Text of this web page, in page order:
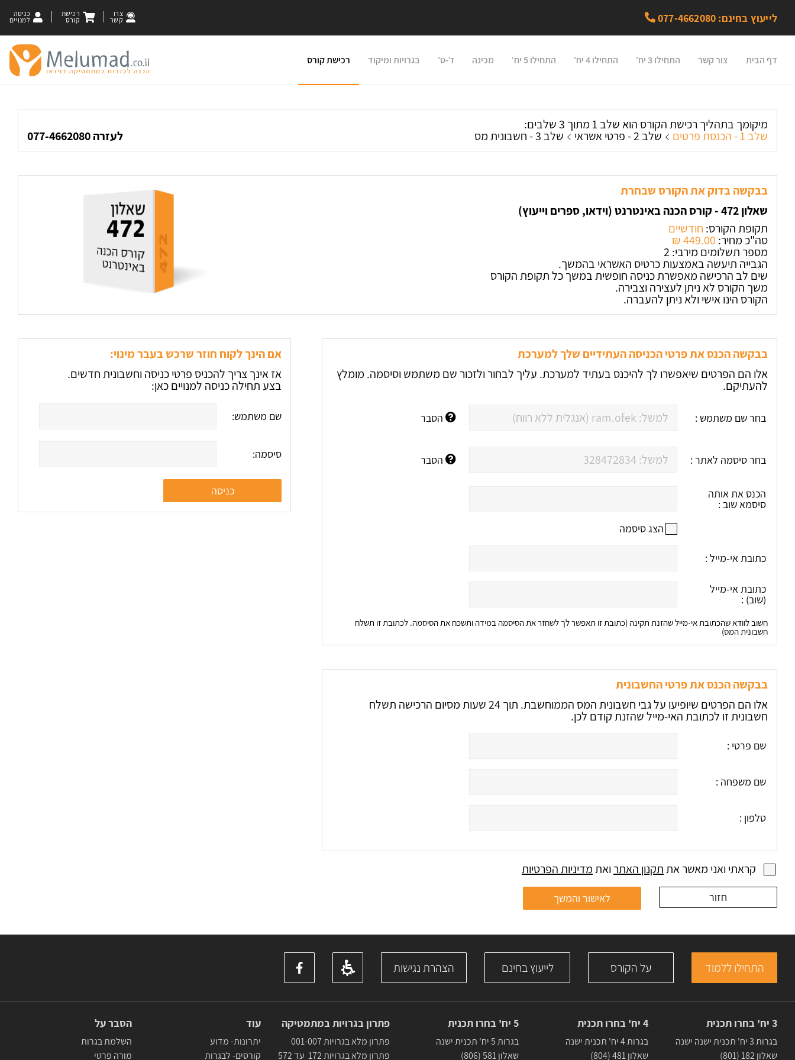
כניסה
למנויים
רכישת
קורס
צרו
קשר לייעוץ בחינם: 077-4662080
דף הבית צור קשר התחילו 3 יח' התחילו 4 יח' התחילו 5 יח' מכינה ז'-ט' בגרויות ומיקוד רכישת קורס
מיקומך בתהליך רכישת הקורס הוא שלב 1 מתוך 3 שלבים:
שלב 1 - הכנסת פרטים שלב 2 - פרטי אשראי שלב 3 - חשבונית מס לעזרה 077-4662080
בבקשה בדוק את הקורס שבחרת
שאלון 472 - קורס הכנה באינטרנט (וידאו, ספרים וייעוץ)
תקופת הקורס: חודשיים
סה"כ מחיר: 449.00 ‏₪
מספר תשלומים מירבי: 2
הגבייה תיעשה באמצעות כרטיס האשראי בהמשך.
שים לב הרכישה מאפשרת כניסה חופשית במשך כל תקופת הקורס
משך הקורס לא ניתן לעצירה וצבירה.
הקורס הינו אישי ולא ניתן להעברה.
בבקשה הכנס את פרטי הכניסה העתידיים שלך למערכת
אלו הם הפרטים שיאפשרו לך להיכנס בעתיד למערכת. עליך לבחור ולזכור שם משתמש וסיסמה. מומלץ
להעתיקם.
בחר שם משתמש : הסבר
בחר סיסמה לאתר : הסבר
הכנס את אותה
סיסמא שוב :
הצג סיסמה
כתובת אי-מייל :
כתובת אי-מייל
(שוב) :
חשוב לוודא שהכתובת אי-מייל שהזנת תקינה (כתובת זו תאפשר לך לשחזר את הסיסמה במידה ותשכח את הסיסמה. לכתובת זו תשלח
חשבונית המס)
בבקשה הכנס את פרטי החשבונית
אלו הם הפרטים שיופיעו על גבי חשבונית המס הממוחשבת. תוך 24 שעות מסיום הרכישה תשלח
חשבונית זו לכתובת האי-מייל שהזנת קודם לכן.
שם פרטי :
שם משפחה :
טלפון :
קראתי ואני מאשר אתתקנון האתרואתמדיניות הפרטיות
חזור
אם הינך לקוח חוזר שרכש בעבר מינוי:
אז אינך צריך להכניס פרטי כניסה וחשבונית חדשים.
בצע תחילה כניסה למנויים כאן:
שם משתמש:
סיסמה:
התחילו ללמוד על הקורס לייעוץ בחינם הצהרת נגישות
3 יח' בחרו תכנית
בגרות 3 יח' תכנית ישנה ישנה
שאלון 182 (801)
4 יח' בחרו תכנית
בגרות 4 יח' תכנית ישנה
שאלון 481 (804)
5 יח' בחרו תכנית
בגרות 5 יח' תכנית ישנה
שאלון 581 (806)
פתרון בגרויות במתמטיקה
פתרון מלא בגרויות 001-007
פתרון מלא בגרויות 172 עד 572
עוד
יתרונות- מדוע
קורסים- לבגרות
הסבר על
השלמת בגרות
מורה פרטי